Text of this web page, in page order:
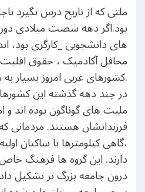
ملتی که از تاریخ درس نگیرد
بود.اگر دهه شصت میلادی
های دانشجویی _کارگری بود،
محافل آکادمیک ، حقوق
.کشورهای غربی امروز بسیار به
در چند دهه گذشته این کشورها
ملیت های گوناگون بوده اند و
فرزندانشان هستند. مردمانی
،گاهی کیلومترها با ساکنان
دارند. این گروه ها فرهنگ
درون جامعه بزرگ تر تشکیل